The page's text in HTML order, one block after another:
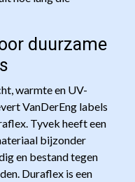
duurzame
warmte en UV-
VanDerEng labels
Tyvek heeft een
bijzonder
en bestand tegen
Duraflex is een